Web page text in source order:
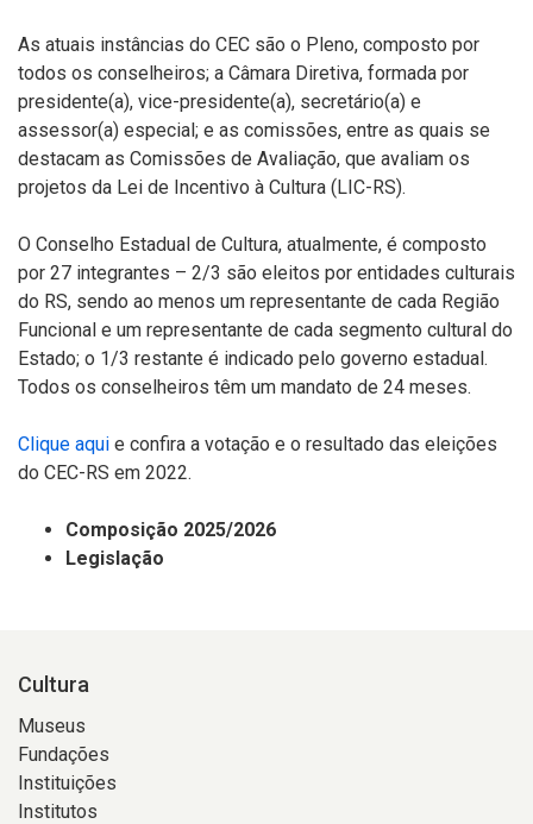
As atuais instâncias do CEC são o Pleno, composto por
todos os conselheiros; a Câmara Diretiva, formada por
presidente(a), vice-presidente(a), secretário(a) e
assessor(a) especial; e as comissões, entre as quais se
destacam as Comissões de Avaliação, que avaliam os
projetos da Lei de Incentivo à Cultura (LIC-RS).
O Conselho Estadual de Cultura, atualmente, é composto
por 27 integrantes – 2/3 são eleitos por entidades culturais
do RS, sendo ao menos um representante de cada Região
Funcional e um representante de cada segmento cultural do
Estado; o 1/3 restante é indicado pelo governo estadual.
Todos os conselheiros têm um mandato de 24 meses.
Clique aqui e confira a votação e o resultado das eleições
do CEC-RS em 2022.
Composição 2025/2026
Legislação
Cultura
Museus
Fundações
Instituições
Institutos